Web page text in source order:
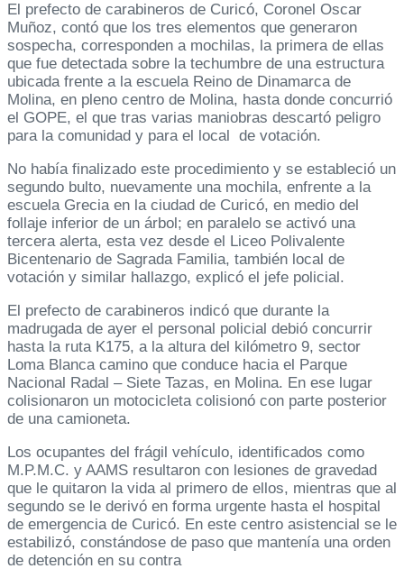
El prefecto de carabineros de Curicó, Coronel Oscar
Muñoz, contó que los tres elementos que generaron
sospecha, corresponden a mochilas, la primera de ellas
que fue detectada sobre la techumbre de una estructura
ubicada frente a la escuela Reino de Dinamarca de
Molina, en pleno centro de Molina, hasta donde concurrió
el GOPE, el que tras varias maniobras descartó peligro
para la comunidad y para el local de votación.
No había finalizado este procedimiento y se estableció un
segundo bulto, nuevamente una mochila, enfrente a la
escuela Grecia en la ciudad de Curicó, en medio del
follaje inferior de un árbol; en paralelo se activó una
tercera alerta, esta vez desde el Liceo Polivalente
Bicentenario de Sagrada Familia, también local de
votación y similar hallazgo, explicó el jefe policial.
El prefecto de carabineros indicó que durante la
madrugada de ayer el personal policial debió concurrir
hasta la ruta K175, a la altura del kilómetro 9, sector
Loma Blanca camino que conduce hacia el Parque
Nacional Radal – Siete Tazas, en Molina. En ese lugar
colisionaron un motocicleta colisionó con parte posterior
de una camioneta.
Los ocupantes del frágil vehículo, identificados como
M.P.M.C. y AAMS resultaron con lesiones de gravedad
que le quitaron la vida al primero de ellos, mientras que al
segundo se le derivó en forma urgente hasta el hospital
de emergencia de Curicó. En este centro asistencial se le
estabilizó, constándose de paso que mantenía una orden
de detención en su contra